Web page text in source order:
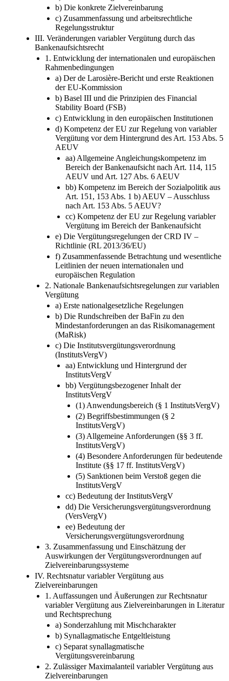
b) Die konkrete Zielvereinbarung
c) Zusammenfassung und arbeitsrechtliche
Regelungsstruktur
III. Veränderungen variabler Vergütung durch das
Bankenaufsichtsrecht
1. Entwicklung der internationalen und europäischen
Rahmenbedingungen
a) Der de Larosière-Bericht und erste Reaktionen
der EU-Kommission
b) Basel III und die Prinzipien des Financial
Stability Board (FSB)
c) Entwicklung in den europäischen Institutionen
d) Kompetenz der EU zur Regelung von variabler
Vergütung vor dem Hintergrund des Art. 153 Abs. 5
AEUV
aa) Allgemeine Angleichungskompetenz im
Bereich der Bankenaufsicht nach Art. 114, 115
AEUV und Art. 127 Abs. 6 AEUV
bb) Kompetenz im Bereich der Sozialpolitik aus
Art. 151, 153 Abs. 1 b) AEUV – Ausschluss
nach Art. 153 Abs. 5 AEUV?
cc) Kompetenz der EU zur Regelung variabler
Vergütung im Bereich der Bankenaufsicht
e) Die Vergütungsregelungen der CRD IV –
Richtlinie (RL 2013/36/EU)
f) Zusammenfassende Betrachtung und wesentliche
Leitlinien der neuen internationalen und
europäischen Regulation
2. Nationale Bankenaufsichtsregelungen zur variablen
Vergütung
a) Erste nationalgesetzliche Regelungen
b) Die Rundschreiben der BaFin zu den
Mindestanforderungen an das Risikomanagement
(MaRisk)
c) Die Institutsvergütungsverordnung
(InstitutsVergV)
aa) Entwicklung und Hintergrund der
InstitutsVergV
bb) Vergütungsbezogener Inhalt der
InstitutsVergV
(1) Anwendungsbereich (§ 1 InstitutsVergV)
(2) Begriffsbestimmungen (§ 2
InstitutsVergV)
(3) Allgemeine Anforderungen (§§ 3 ff.
InstitutsVergV)
(4) Besondere Anforderungen für bedeutende
Institute (§§ 17 ff. InstitutsVergV)
(5) Sanktionen beim Verstoß gegen die
InstitutsVergV
cc) Bedeutung der InstitutsVergV
dd) Die Versicherungsvergütungsverordnung
(VersVergV)
ee) Bedeutung der
Versicherungsvergütungsverordnung
3. Zusammenfassung und Einschätzung der
Auswirkungen der Vergütungsverordnungen auf
Zielvereinbarungssysteme
IV. Rechtsnatur variabler Vergütung aus
Zielvereinbarungen
1. Auffassungen und Äußerungen zur Rechtsnatur
variabler Vergütung aus Zielvereinbarungen in Literatur
und Rechtsprechung
a) Sonderzahlung mit Mischcharakter
b) Synallagmatische Entgeltleistung
c) Separat synallagmatische
Vergütungsvereinbarung
2. Zulässiger Maximalanteil variabler Vergütung aus
Zielvereinbarungen